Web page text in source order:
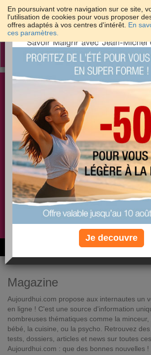
En poursuivant votre navigation sur ce site,
l'utilisation de cookies pour vous proposer
offres adaptés à vos centres d'intérêt. En
ces paramètres.
Toggle
Les meilleures solutions pour
dans sa peau
PLUS
EFFICACE
PLUS
SANTÉ
Non, je préfère le régime
6M de personnes ont maigri et réappris à
Magazine
Aujourdhui.com propose aux internautes un
en ligne ! C'est une source d'information
nombreuses thématiques comme la
bébé, la cuisine, ou la psycho. Retrouvez
tests, dossiers, articles et news sur toutes
Aujourdhui.com : que des bonnes nouvelles !
Je decouvre